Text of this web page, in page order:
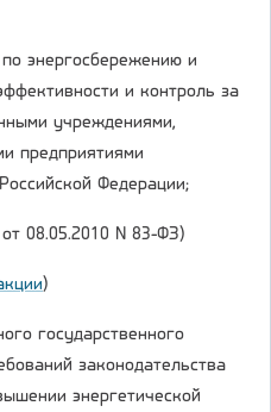
энергосбережению и
и контроль за
учреждениями,
предприятиями
Федерации;
от 08.05.2010 N 83-ФЗ)
)
государственного
законодательства
энергетической